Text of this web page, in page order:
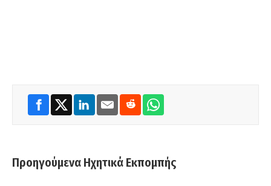
Προηγούμενα Ηχητικά Εκπομπής